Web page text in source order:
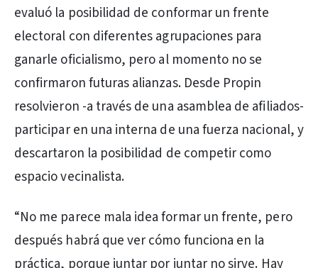
evaluó la posibilidad de conformar un frente
electoral con diferentes agrupaciones para
ganarle oficialismo, pero al momento no se
confirmaron futuras alianzas. Desde Propin
resolvieron -a través de una asamblea de afiliados-
participar en una interna de una fuerza nacional, y
descartaron la posibilidad de competir como
espacio vecinalista.
“No me parece mala idea formar un frente, pero
después habrá que ver cómo funciona en la
práctica, porque juntar por juntar no sirve. Hay